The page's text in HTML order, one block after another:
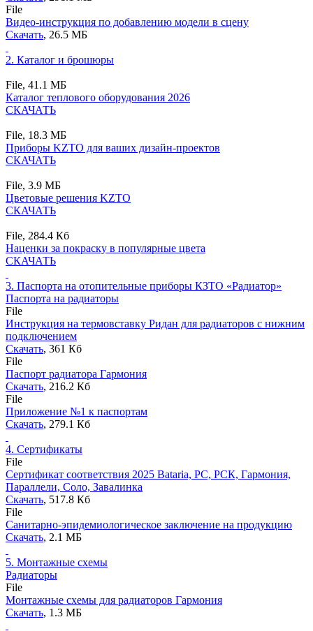
File
Видео-инструкция по добавлению модели в сцену
Скачать, 26.5 MБ
2. Каталог и брошюры
File, 41.1 MБ
Каталог теплового оборудования 2026
СКАЧАТЬ
File, 18.3 MБ
Приборы KZTO для ваших дизайн-проектов
СКАЧАТЬ
File, 3.9 MБ
Цветовые решения KZTO
СКАЧАТЬ
File, 284.4 Кб
Наценки за покраску в популярные цвета
СКАЧАТЬ
3. Паспорта на отопительные приборы КЗТО «Радиатор»
Паспорта на радиаторы
File
Инструкция на термовставку Ридан для радиаторов с нижним
подключением
Скачать, 361 Кб
File
Паспорт радиатора Гармония
Скачать, 216.2 Кб
File
Приложение №1 к паспортам
Скачать, 279.1 Кб
4. Сертификаты
File
Сертификат соответствия 2025 Bataria, РС, РСК, Гармония,
Параллели, Соло, Завалинка
Скачать, 517.8 Кб
File
Санитарно-эпидемиологическое заключение на продукцию
Скачать, 2.1 MБ
5. Монтажные схемы
Радиаторы
File
Монтажные схемы для радиаторов Гармония
Скачать, 1.3 MБ